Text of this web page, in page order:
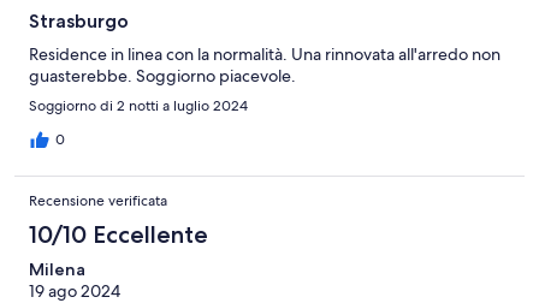
Strasburgo
Residence in linea con la normalità. Una rinnovata all'arredo non
guasterebbe. Soggiorno piacevole.
Soggiorno di 2 notti a luglio 2024
0
Recensione verificata
10/10 Eccellente
Milena
19 ago 2024